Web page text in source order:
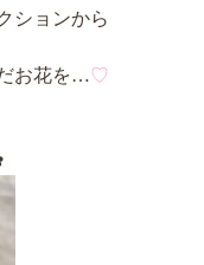
ションから
お花を…♡